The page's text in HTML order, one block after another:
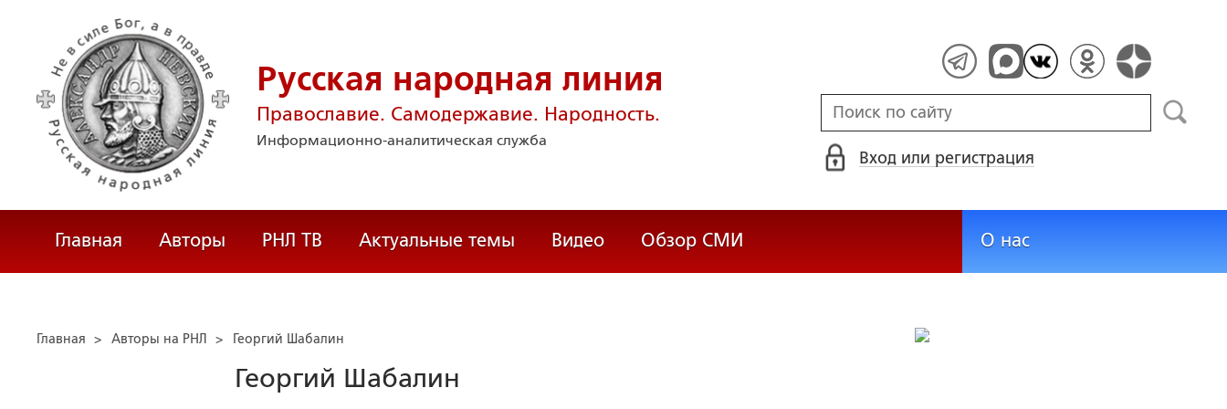
Русская народная линия
Православие. Самодержавие. Народность.
Информационно-аналитическая служба
Вход или регистрация
Главная Авторы РНЛ ТВ Актуальные темы Видео Обзор СМИ О нас
Главная > Авторы на РНЛ > Георгий Шабалин
Георгий Шабалин